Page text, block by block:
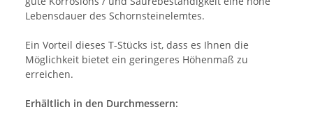
Lebensdauer des Schornsteinelemtes.
Ein Vorteil dieses T-Stücks ist, dass es Ihnen die
Möglichkeit bietet ein geringeres Höhenmaß zu
erreichen.
Erhältlich in den Durchmessern: